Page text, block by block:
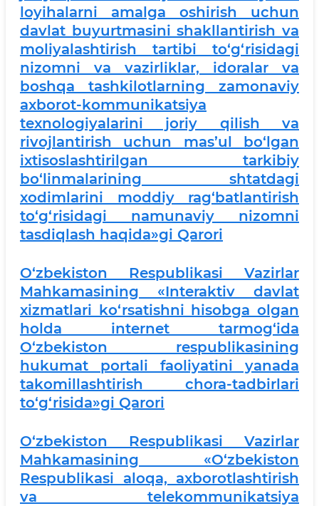
loyihalarni amalga oshirish uchun
davlat buyurtmasini shakllantirish va
moliyalashtirish tartibi to‘g‘risidagi
nizomni va vazirliklar, idoralar va
boshqa tashkilotlarning zamonaviy
axborot-kommunikatsiya
texnologiyalarini joriy qilish va
rivojlantirish uchun mas’ul bo‘lgan
ixtisoslashtirilgan tarkibiy
bo‘linmalarining shtatdagi
xodimlarini moddiy rag‘batlantirish
to‘g‘risidagi namunaviy nizomni
tasdiqlash haqida»gi Qarori
O‘zbekiston Respublikasi Vazirlar
Mahkamasining «Interaktiv davlat
xizmatlari ko‘rsatishni hisobga olgan
holda internet tarmog‘ida
O‘zbekiston respublikasining
hukumat portali faoliyatini yanada
takomillashtirish chora-tadbirlari
to‘g‘risida»gi Qarori
O‘zbekiston Respublikasi Vazirlar
Mahkamasining «O‘zbekiston
Respublikasi aloqa, axborotlashtirish
va telekommunikatsiya